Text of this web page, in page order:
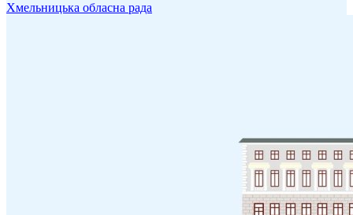
Хмельницька обласна рада